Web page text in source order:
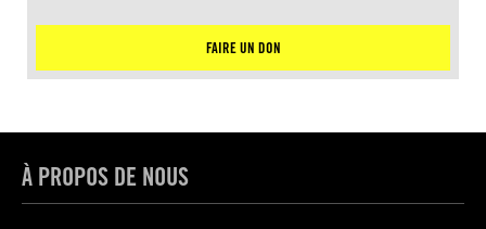
FAIRE UN DON
À PROPOS DE NOUS